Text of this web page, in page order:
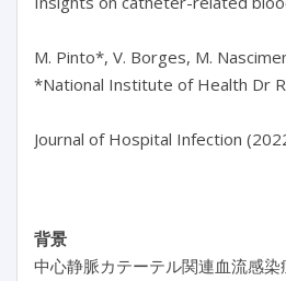
M. Pinto*, V. Borges, M.
*National Institute of Health Dr
Journal of Hospital Infection
背景
中心静脈カテーテル関連血流感染